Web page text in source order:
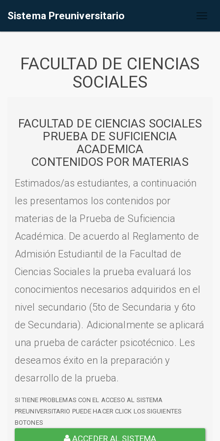
Sistema Preuniversitario
FACULTAD DE CIENCIAS
SOCIALES
FACULTAD DE CIENCIAS SOCIALES
PRUEBA DE SUFICIENCIA
ACADEMICA
CONTENIDOS POR MATERIAS
Estimados/as estudiantes, a continuación
les presentamos los contenidos por
materias de la Prueba de Suficiencia
Académica. De acuerdo al Reglamento de
Admisión Estudiantil de la Facultad de
Ciencias Sociales la prueba evaluará los
conocimientos necesarios adquiridos en el
nivel secundario (5to de Secundaria y 6to
de Secundaria). Adicionalmente se aplicará
una prueba de carácter psicotécnico. Les
deseamos éxito en la preparación y
desarrollo de la prueba.
SI TIENE PROBLEMAS CON EL ACCESO AL SISTEMA
PREUNIVERSITARIO PUEDE HACER CLICK LOS SIGUIENTES
BOTONES
ACCEDER AL SISTEMA